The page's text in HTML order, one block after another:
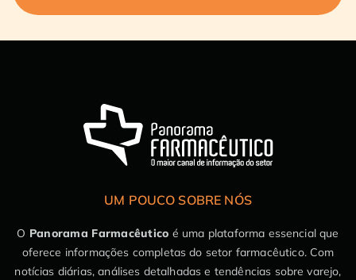
UM POUCO SOBRE NÓS
O Panorama Farmacêutico é uma plataforma essencial que
oferece informações completas do setor farmacêutico. Com
notícias diárias, análises detalhadas e tendências sobre varejo,